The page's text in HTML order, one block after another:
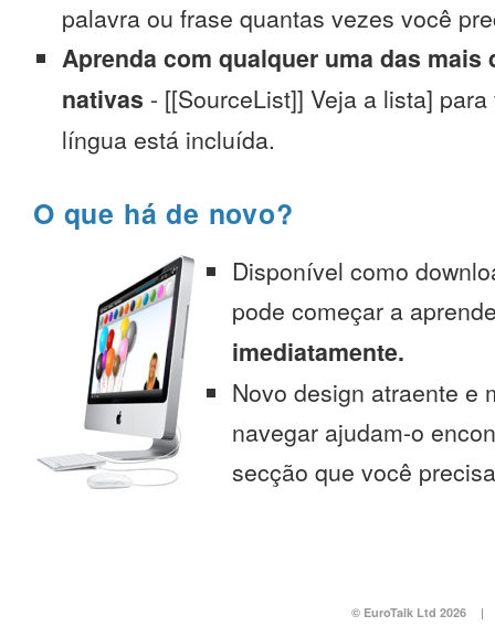
palavra ou frase quantas vezes você
Aprenda com qualquer uma das mais
nativas - [[SourceList]] Veja a lista]
língua está incluída.
O que há de novo?
Disponível como
pode começar a
imediatamente.
Novo design atraente e
navegar ajudam-o
secção que você
© EuroTalk Ltd 2026 |